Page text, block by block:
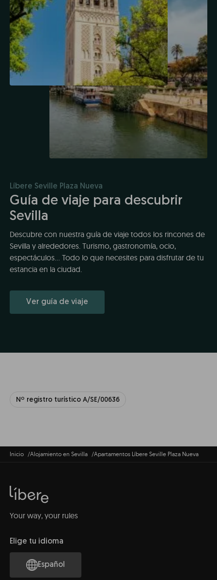
Líbere Seville Plaza Nueva
Guía de viaje para descubrir
Sevilla
Descubre con nuestra guía de viaje todos los rincones de
Sevilla y alrededores. Turismo, gastronomía, ocio,
espectáculos... Todo lo que necesites para disfrutar de tu
estancia en la ciudad.
Ver guía de viaje
Nº registro turístico A/SE/00636
Inicio Alojamiento en Sevilla Apartamentos Líbere Seville Plaza Nueva
Your way, your rules
Elige tu idioma
Español